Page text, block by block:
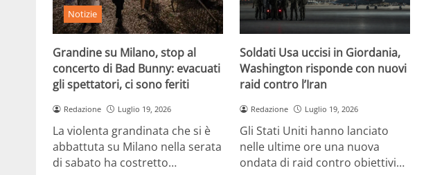
Notizie
Grandine su Milano, stop al
concerto di Bad Bunny: evacuati
gli spettatori, ci sono feriti
Redazione Luglio 19, 2026
La violenta grandinata che si è
abbattuta su Milano nella serata
di sabato ha costretto…
Soldati Usa uccisi in Giordania,
Washington risponde con nuovi
raid contro l’Iran
Redazione Luglio 19, 2026
Gli Stati Uniti hanno lanciato
nelle ultime ore una nuova
ondata di raid contro obiettivi…